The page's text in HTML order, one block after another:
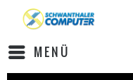
MENÜ